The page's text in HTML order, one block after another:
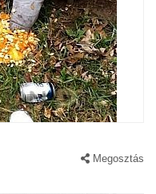
Megosztás